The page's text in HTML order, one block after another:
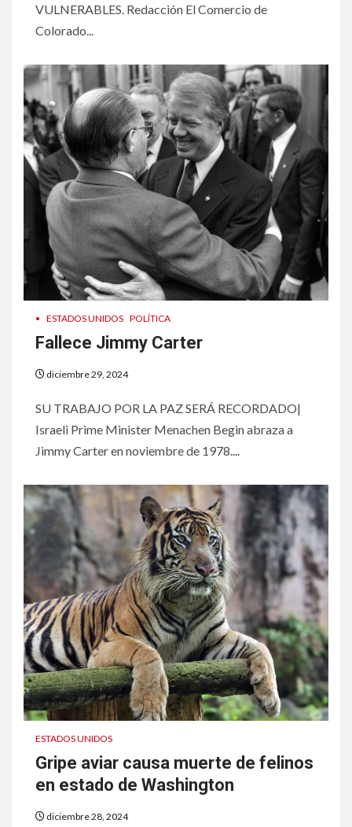
VULNERABLES. Redacción El Comercio de
Colorado...
• ESTADOS UNIDOS POLÍTICA
Fallece Jimmy Carter
diciembre 29, 2024
SU TRABAJO POR LA PAZ SERÁ RECORDADO|
Israeli Prime Minister Menachen Begin abraza a
Jimmy Carter en noviembre de 1978....
ESTADOS UNIDOS
Gripe aviar causa muerte de felinos
en estado de Washington
diciembre 28, 2024